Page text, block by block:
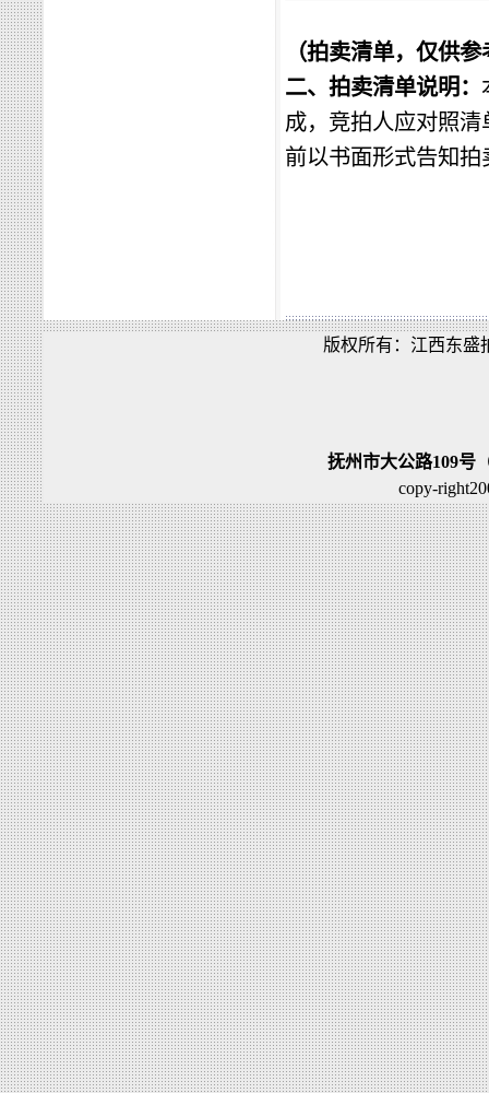
（拍卖清单，仅供参
二、拍卖清单说明：
成，竞拍人应对照
前以书面形式告知
版权所有：江西东盛
抚州市大公路109号
copy-